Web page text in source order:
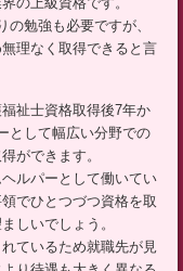
勉強も必要ですが、
理なく取得できると言
祉士資格取得後7年か
として幅広い分野での
ができます。
ルパーとして働いてい
でひとつづつ資格を取
しいでしょう。
ているため就職先が見